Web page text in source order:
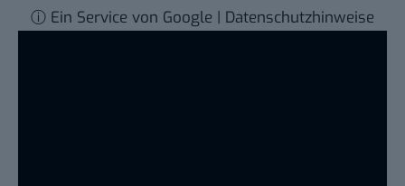
ⓘ Ein Service von Google | Datenschutzhinweise